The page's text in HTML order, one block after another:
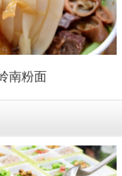
南粉面